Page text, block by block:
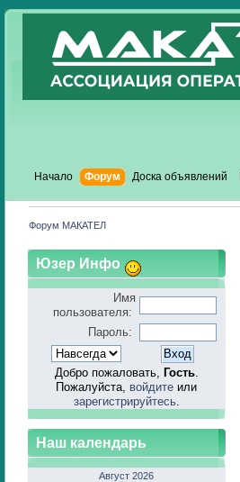
Начало Форум Доска объявлений
Форум МАКАТЕЛ
Юзер Инфо
Имя
пользователя:
Пароль:
Добро пожаловать, Гость.
Пожалуйста, войдите или
зарегистрируйтесь.
Наш календарь
Август 2026